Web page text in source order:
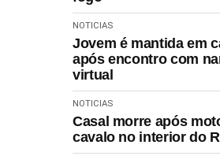
NOTICIAS
Jovem é mantida em
após encontro com
virtual
NOTICIAS
Casal morre após
cavalo no interior do